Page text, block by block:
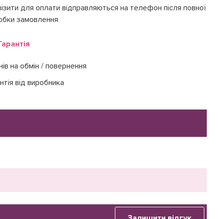
для оплати відправляються на телефон після повної
замовлення
на обмін / повернення
від виробника